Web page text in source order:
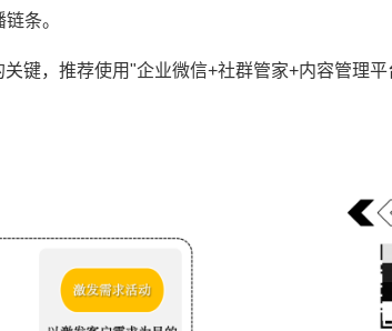
条。
键，推荐使用"企业微信+社群管家+内容管理